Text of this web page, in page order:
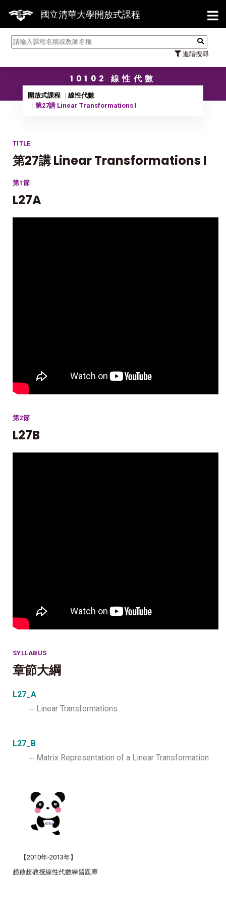
國立清華大學開放式課程
進階搜尋
【
10102 線性代數
開放式課程
線性代數
第27講 Linear Transformations I
TITLE
第27講 Linear Transformations I
第1節
L27A
第2節
L27B
SYLLABUS
章節大綱
L27_A
─ Linear Transformations
L27_B
─ Matrix Representation of a Linear Transformation
【2010年-2013年】
趙啟超教授線性代數練習題庫